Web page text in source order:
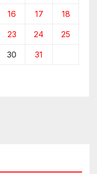
16 17 18
23 24 25
30 31